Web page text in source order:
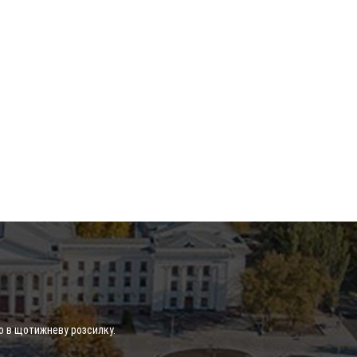
в щотижневу розсилку.